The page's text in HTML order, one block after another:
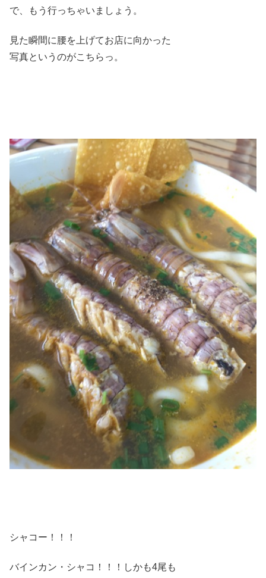
で、もう行っちゃいましょう。
見た瞬間に腰を上げてお店に向かった
写真というのがこちらっ。
シャコー！！！
バインカン・シャコ！！！しかも4尾も